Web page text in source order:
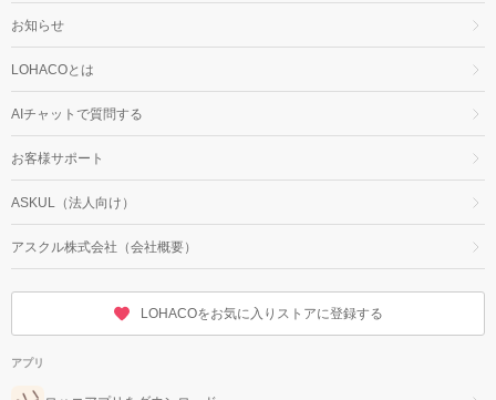
お知らせ
LOHACOとは
AIチャットで質問する
お客様サポート
ASKUL（法人向け）
アスクル株式会社（会社概要）
LOHACOをお気に入りストアに登録する
アプリ